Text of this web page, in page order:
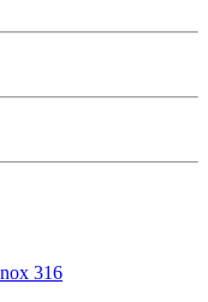
316